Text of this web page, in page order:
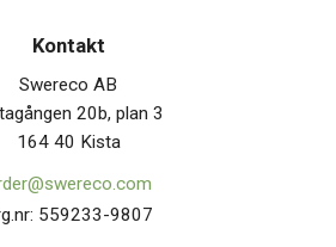
Kontakt
Swereco AB
20b, plan 3
164 40 Kista
559233-9807